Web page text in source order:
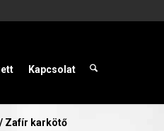
Kapcsolat
/ Zafír karkötő